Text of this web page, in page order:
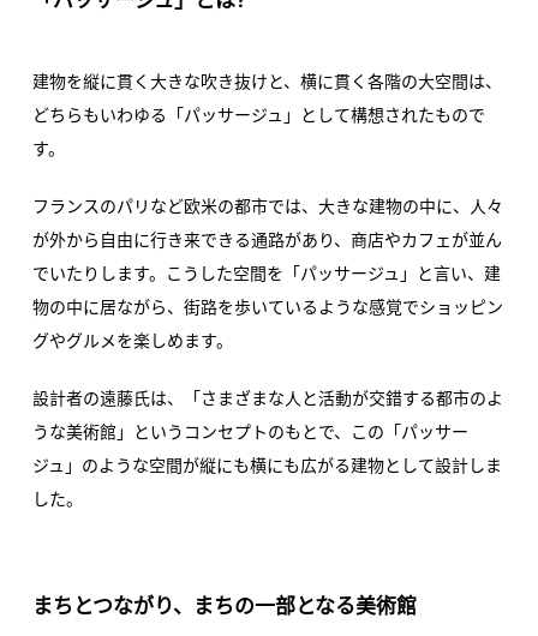
建物を縦に貫く大きな吹き抜けと、横に貫く各階の大空間は、
どちらもいわゆる「パッサージュ」として構想されたもので
す。
フランスのパリなど欧米の都市では、大きな建物の中に、人々
が外から自由に行き来できる通路があり、商店やカフェが並ん
でいたりします。こうした空間を「パッサージュ」と言い、建
物の中に居ながら、街路を歩いているような感覚でショッピン
グやグルメを楽しめます。
設計者の遠藤氏は、「さまざまな人と活動が交錯する都市のよ
うな美術館」というコンセプトのもとで、この「パッサー
ジュ」のような空間が縦にも横にも広がる建物として設計しま
した。
まちとつながり、まちの一部となる美術館